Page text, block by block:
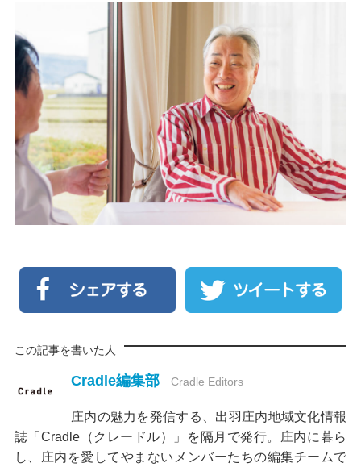
この記事を書いた人
Cradle編集部 Cradle Editors
庄内の魅力を発信する、出羽庄内地域文化情報
誌「Cradle（クレードル）」を隔月で発行。庄内に暮ら
し、庄内を愛してやまないメンバーたちの編集チームで